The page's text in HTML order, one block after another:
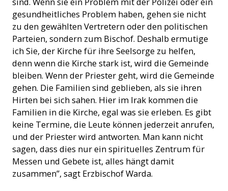
gesundheitliches Problem haben, gehen sie nicht
zu den gewählten Vertretern oder den politischen
Parteien, sondern zum Bischof. Deshalb ermutige
ich Sie, der Kirche für ihre Seelsorge zu helfen,
denn wenn die Kirche stark ist, wird die Gemeinde
bleiben. Wenn der Priester geht, wird die Gemeinde
gehen. Die Familien sind geblieben, als sie ihren
Hirten bei sich sahen. Hier im Irak kommen die
Familien in die Kirche, egal was sie erleben. Es gibt
keine Termine, die Leute können jederzeit anrufen,
und der Priester wird antworten. Man kann nicht
sagen, dass dies nur ein spirituelles Zentrum für
Messen und Gebete ist, alles hängt damit
zusammen”, sagt Erzbischof Warda.